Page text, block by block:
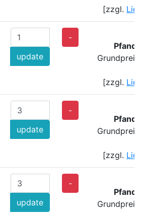
[zzgl.
update
-
Pfand:
[zzgl.
update
-
Pfand:
[zzgl.
update
-
Pfand: